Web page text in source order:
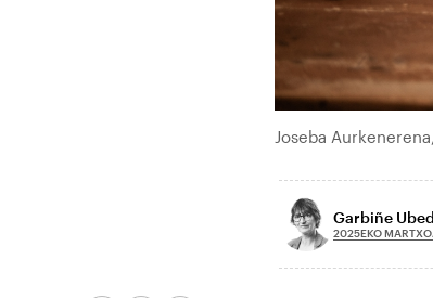
Joseba
Garbiñe
2025EKO